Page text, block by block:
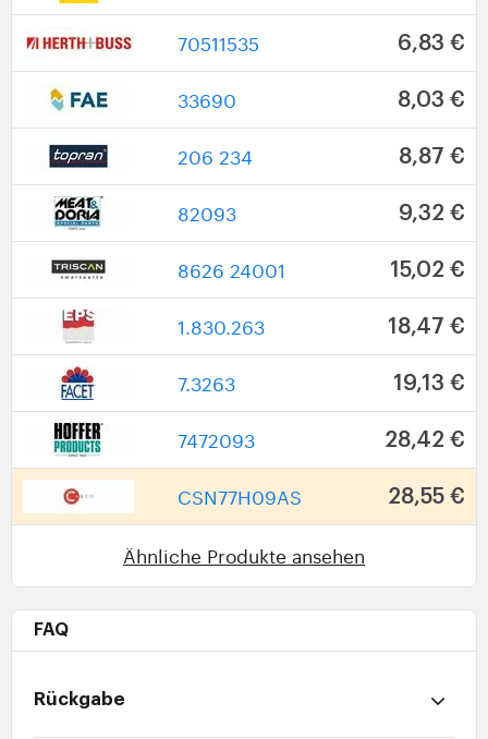
70511535 6,83 €
33690 8,03 €
206 234 8,87 €
82093 9,32 €
8626 24001 15,02 €
1.830.263 18,47 €
7.3263 19,13 €
7472093 28,42 €
CSN77H09AS 28,55 €
Ähnliche Produkte ansehen
FAQ
Rückgabe